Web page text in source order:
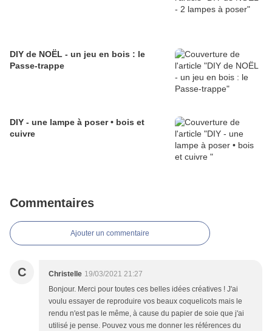
DIY de NOËL - un jeu en bois : le
Passe-trappe
DIY - une lampe à poser • bois et
cuivre
Commentaires
Ajouter un commentaire
C Christelle 19/03/2021 21:27
Bonjour. Merci pour toutes ces belles idées créatives ! J'ai
voulu essayer de reproduire vos beaux coquelicots mais le
rendu n'est pas le même, à cause du papier de soie que j'ai
utilisé je pense. Pouvez vous me donner les références du